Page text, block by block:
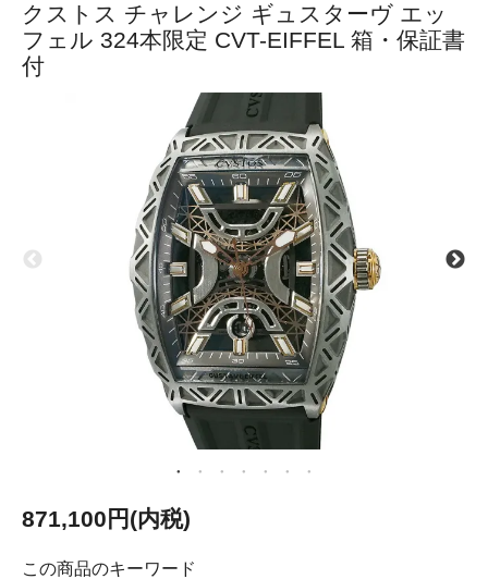
クストス チャレンジ ギュスターヴ エッ
フェル 324本限定 CVT-EIFFEL 箱・保証書
付
871,100円(内税)
この商品のキーワード